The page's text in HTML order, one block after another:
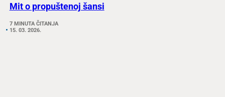
Mit o propuštenoj šansi
7 MINUTA ČITANJA
15. 03. 2026.